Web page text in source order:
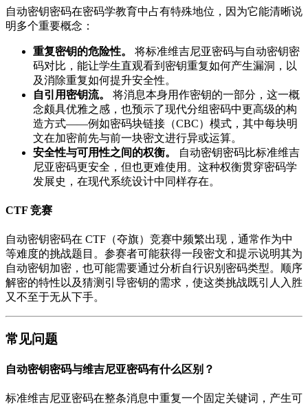
自动密钥密码在密码学教育中占有特殊地位，因为它能清晰说
明多个重要概念：
重复密钥的危险性。
将标准维吉尼亚密码与自动密钥密
码对比，能让学生直观看到密钥重复如何产生漏洞，以
及消除重复如何提升安全性。
自引用密钥流。
将消息本身用作密钥的一部分，这一概
念颇具优雅之感，也预示了现代分组密码中更高级的构
造方式——例如密码块链接（CBC）模式，其中每块明
文在加密前先与前一块密文进行异或运算。
安全性与可用性之间的权衡。
自动密钥密码比标准维吉
尼亚密码更安全，但也更难使用。这种权衡贯穿密码学
发展史，在现代系统设计中同样存在。
CTF 竞赛
自动密钥密码在 CTF（夺旗）竞赛中频繁出现，通常作为中
等难度的挑战题目。参赛者可能获得一段密文和提示说明其为
自动密钥加密，也可能需要通过分析自行识别密码类型。顺序
解密的特性以及猜测引导密钥的需求，使这类挑战既引人入胜
又不至于无从下手。
常见问题
自动密钥密码与维吉尼亚密码有什么区别？
标准维吉尼亚密码在整条消息中重复一个固定关键词，产生可